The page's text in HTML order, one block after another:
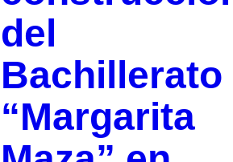
del
Bachillerato
“Margarita